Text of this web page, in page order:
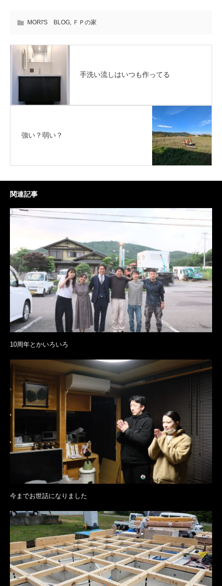
MORI'S BLOG, ＦＰの家
手洗い流しはいつも作ってる
強い？弱い？
関連記事
10周年とかいろいろ
今までお世話になりました